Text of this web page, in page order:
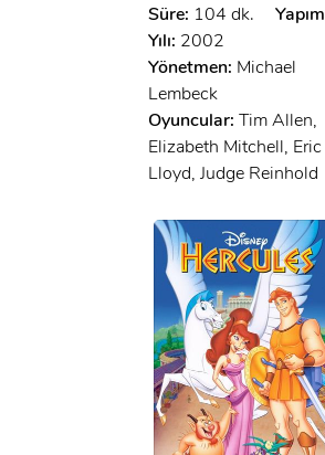
Süre: 104 dk.
Yapım
Yılı: 2002
Yönetmen: Michael
Lembeck
Oyuncular: Tim Allen,
Elizabeth Mitchell, Eric
Lloyd, Judge Reinhold